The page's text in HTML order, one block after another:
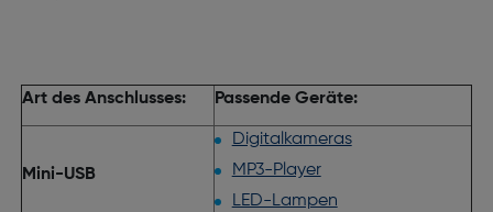
Art des Anschlusses: Passende Geräte:
Mini-USB
Digitalkameras
MP3-Player
LED-Lampen